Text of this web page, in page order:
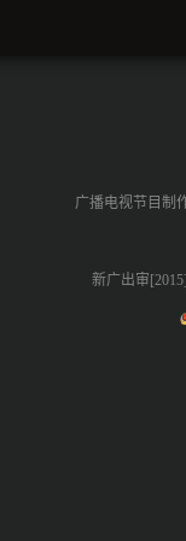
广播电视节目制
新广出审